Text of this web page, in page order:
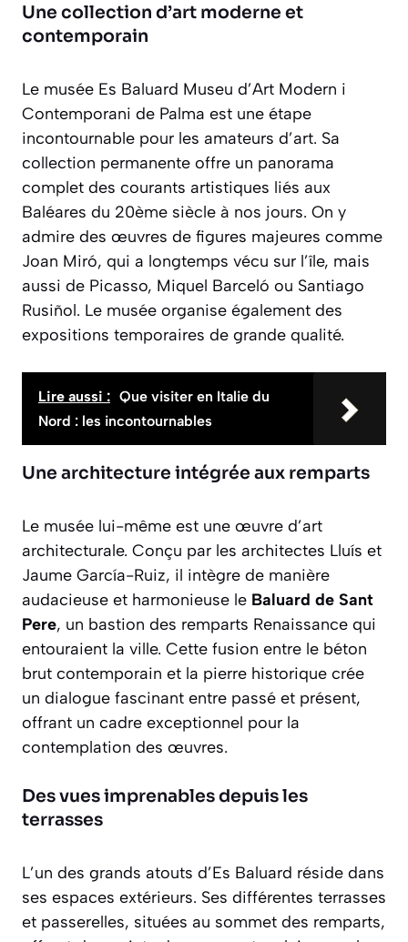
Une collection d’art moderne et
contemporain
Le musée Es Baluard Museu d’Art Modern i
Contemporani de Palma est une étape
incontournable pour les amateurs d’art. Sa
collection permanente offre un panorama
complet des courants artistiques liés aux
Baléares du 20ème siècle à nos jours. On y
admire des œuvres de figures majeures comme
Joan Miró, qui a longtemps vécu sur l’île, mais
aussi de Picasso, Miquel Barceló ou Santiago
Rusiñol. Le musée organise également des
expositions temporaires de grande qualité.
Lire aussi : Que visiter en Italie du
Nord : les incontournables
Une architecture intégrée aux remparts
Le musée lui-même est une œuvre d’art
architecturale. Conçu par les architectes Lluís et
Jaume García-Ruiz, il intègre de manière
audacieuse et harmonieuse le Baluard de Sant
Pere, un bastion des remparts Renaissance qui
entouraient la ville. Cette fusion entre le béton
brut contemporain et la pierre historique crée
un dialogue fascinant entre passé et présent,
offrant un cadre exceptionnel pour la
contemplation des œuvres.
Des vues imprenables depuis les
terrasses
L’un des grands atouts d’Es Baluard réside dans
ses espaces extérieurs. Ses différentes terrasses
et passerelles, situées au sommet des remparts,